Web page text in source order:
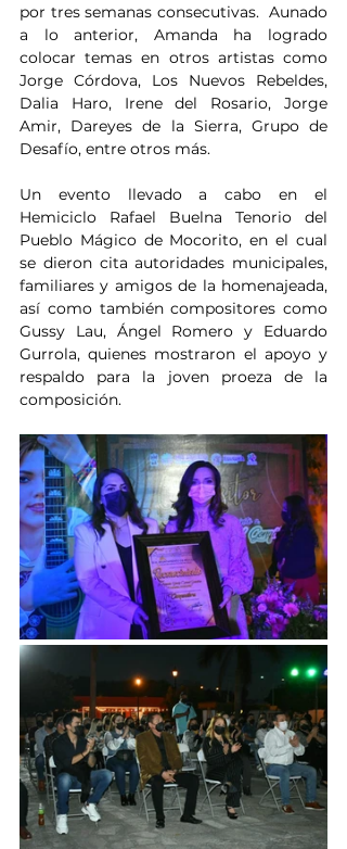
por tres semanas consecutivas.  Aunado
a lo anterior, Amanda ha logrado
colocar temas en otros artistas como
Jorge Córdova, Los Nuevos Rebeldes,
Dalia Haro, Irene del Rosario, Jorge
Amir, Dareyes de la Sierra, Grupo de
Desafío, entre otros más.
Un evento llevado a cabo en el
Hemiciclo Rafael Buelna Tenorio del
Pueblo Mágico de Mocorito, en el cual
se dieron cita autoridades municipales,
familiares y amigos de la homenajeada,
así como también compositores como
Gussy Lau, Ángel Romero y Eduardo
Gurrola, quienes mostraron el apoyo y
respaldo para la joven proeza de la
composición.